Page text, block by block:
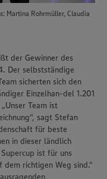
Martina Rohrmüller, Claudia
der Gewinner des
Der selbstständige
sicherten sich den
Einzelhan-del 1.201
Team ist
sagt Stefan
für beste
in dieser ländlich
ist für uns
richtigen Weg sind.“